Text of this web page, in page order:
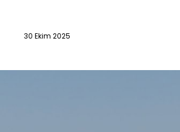
30 Ekim 2025